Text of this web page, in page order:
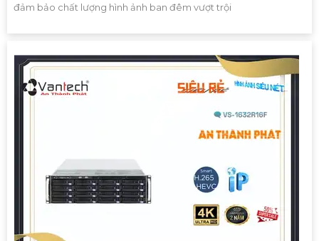
đảm bảo chất lượng hình ảnh ban đêm vượt trội